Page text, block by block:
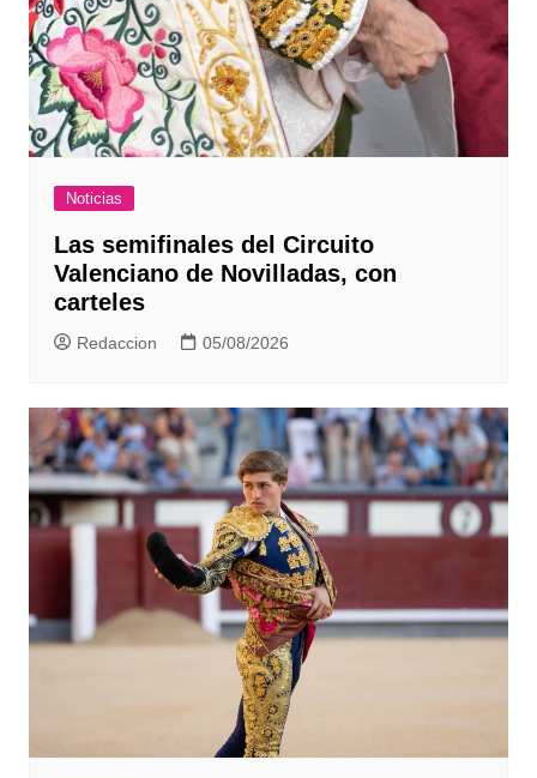
Noticias
Las semifinales del Circuito
Valenciano de Novilladas, con
carteles
Redaccion 05/08/2026